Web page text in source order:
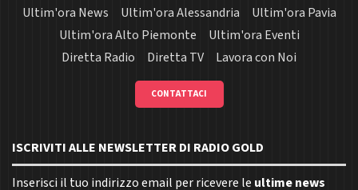
Ultim'ora News
Ultim'ora Alessandria
Ultim'ora Pavia
Ultim'ora Alto Piemonte
Ultim'ora Eventi
Diretta Radio
Diretta TV Lavora con Noi
CONTATTACI
ISCRIVITI ALLE NEWSLETTER DI RADIO GOLD
Inserisci il tuo indirizzo email per ricevere le ultime news